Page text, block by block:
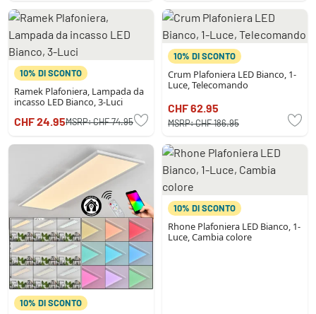
10% DI SCONTO
Ramek Plafoniera, Lampada da
incasso LED Bianco, 3-Luci
CHF 24.95MSRP:CHF 74.95
10% DI SCONTO
Crum Plafoniera LED Bianco, 1-
Luce, Telecomando
CHF 62.95
MSRP:CHF 186.95
10% DI SCONTO
10% DI SCONTO
Rhone Plafoniera LED Bianco, 1-
Luce, Cambia colore